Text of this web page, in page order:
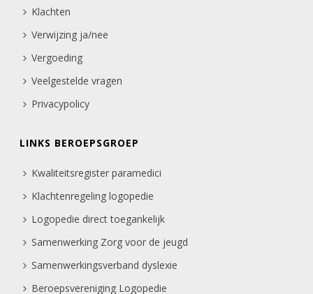
Klachten
Verwijzing ja/nee
Vergoeding
Veelgestelde vragen
Privacypolicy
LINKS BEROEPSGROEP
Kwaliteitsregister paramedici
Klachtenregeling logopedie
Logopedie direct toegankelijk
Samenwerking Zorg voor de jeugd
Samenwerkingsverband dyslexie
Beroepsvereniging Logopedie